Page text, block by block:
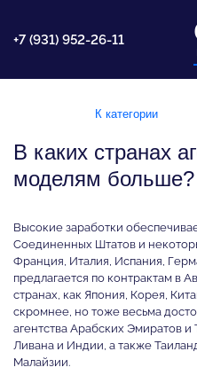
+7 (931) 952-26-11
К категории
В каких странах
моделям больше?
Высокие заработки
Соединенных Штатов и
Франция, Италия, Испания,
предлагается по контрактам в
странах, как Япония, Корея,
скромнее, но тоже весьма
агентства Арабских Эмиратов
Ливана и Индии, а также
Малайзии.